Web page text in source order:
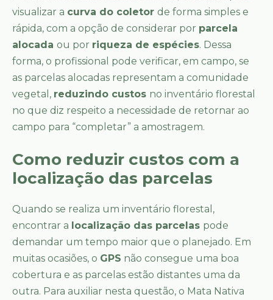
visualizar a curva do coletor de forma simples e
rápida, com a opção de considerar por parcela
alocada ou por riqueza de espécies. Dessa
forma, o profissional pode verificar, em campo, se
as parcelas alocadas representam a comunidade
vegetal, reduzindo custos no inventário florestal
no que diz respeito a necessidade de retornar ao
campo para “completar” a amostragem.
Como reduzir custos com a
localização das parcelas
Quando se realiza um inventário florestal,
encontrar a localização das parcelas pode
demandar um tempo maior que o planejado. Em
muitas ocasiões, o GPS não consegue uma boa
cobertura e as parcelas estão distantes uma da
outra. Para auxiliar nesta questão, o Mata Nativa